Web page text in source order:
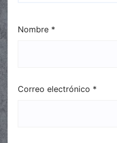
Nombre *
Correo electrónico *